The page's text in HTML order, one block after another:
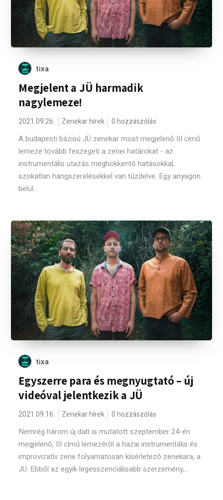
tixa
Megjelent a JÜ harmadik
nagylemeze!
2021.09.26. Zenekar hírek 0 hozzászólás
A budapesti bázisú JÜ zenekar most megjelenő III című
lemeze tovább feszegeti a zenei határokat - az
instrumentális utazás meghökkentő hatásokkal,
szokatlan hangszerelésekkel van tűzdelve. Egy anyagon
belül...
tixa
Egyszerre para és megnyugtató – új
videóval jelentkezik a JÜ
2021.09.16. Zenekar hírek 0 hozzászólás
Nemrég három új dalt is mutatott szeptember 24-én
megjelenő, III című lemezéről a hazai instrumentális és
improvizatív zene folyamatosan kísérletező zenekara, a
JÜ. Ebből az egyik legesszenciálisabb szerzemény,...